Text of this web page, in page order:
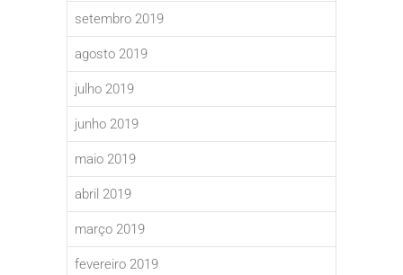
setembro 2019
agosto 2019
julho 2019
junho 2019
maio 2019
abril 2019
março 2019
fevereiro 2019